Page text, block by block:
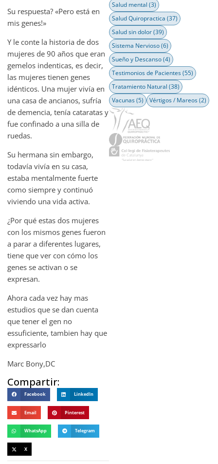
Su respuesta? «Pero está en
mis genes!»
Y le conte la historia de dos
mujeres de 90 años que eran
gemelos indenticas, es decir,
las mujeres tienen genes
idénticos. Una mujer vivía en
una casa de ancianos, sufría
de demencia, tenía cataratas y
fue confinado a una silla de
ruedas.
Su hermana sin embargo,
todavía vivía en su casa,
estaba mentalmente fuerte
como siempre y continuó
viviendo una vida activa.
¿Por qué estas dos mujeres
con los mismos genes fueron
a parar a diferentes lugares,
tiene que ver con cómo los
genes se activan o se
expresan.
Ahora cada vez hay mas
estudios que se dan cuenta
que tener el gen no
essuficiente, tambien hay que
expressarlo
Marc Bony,DC
Compartir:
Facebook LinkedIn
Email Pinterest
WhatsApp Telegram
X
Salud mental (3)
Salud Quiropractica (37)
Salud sin dolor(39)
Sistema Nervioso(6)
Sueño y Descanso(4)
Testimonios de Pacientes(55)
Tratamiento Natural (38)
Vacunas(5) Vértigos / Mareos(2)